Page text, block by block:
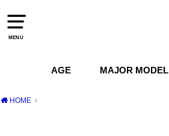
MENU
AGE MAJOR MODEL
HOME